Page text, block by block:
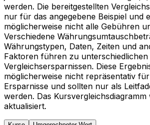
werden. Die bereitgestellten
nur für das angegebene Beispiel und
möglicherweise nicht alle Gebühren
Verschiedene
Währungstypen, Daten, Zeiten und
Faktoren führen zu unterschiedlichen
Vergleichsersparnissen. Diese
möglicherweise nicht repräsentativ
Ersparnisse und sollten nur als
werden. Das
aktualisiert.